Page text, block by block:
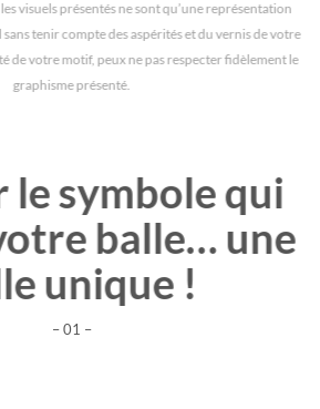
visuels présentés ne sont qu’une représentation
tenir compte des aspérités et du vernis de votre
de votre motif, peux ne pas respecter fidèlement le
graphisme présenté.
le symbole qui
balle… une
unique !
– 01 –